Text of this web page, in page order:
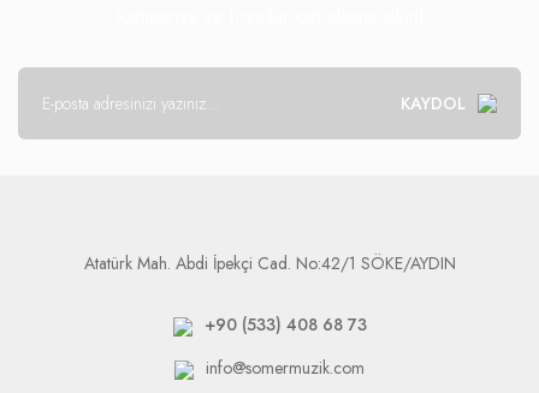
KAYDOL
Atatürk Mah. Abdi İpekçi Cad. No:42/1 SÖKE/AYDIN
+90 (533) 408 68 73
info@somermuzik.com